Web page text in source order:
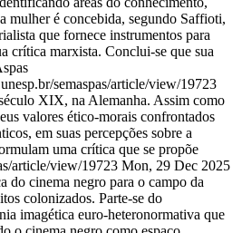
mulher é concebida, segundo Saffioti,
que fornece instrumentos para
crítica marxista. Conclui-se que sua
semaspas/article/view/19723
XIX, na Alemanha. Assim como
valores ético-morais confrontados
em suas percepções sobre a
uma crítica que se propõe
article/view/19723 Mon, 29 Dec 2025
do cinema negro para o campo da
colonizados. Parte-se do
imagética euro-heteronormativa que